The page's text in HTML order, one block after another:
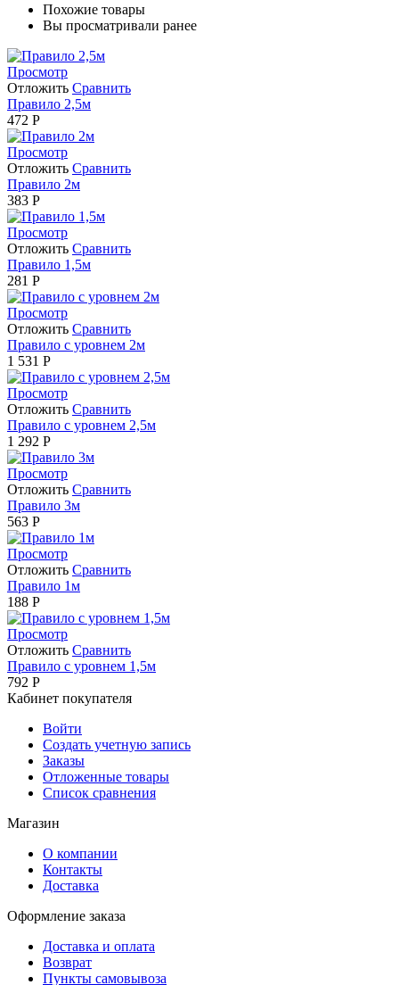
Похожие товары
Вы просматривали ранее
Просмотр
Отложить Сравнить
Правило 2,5м
472 Р
Просмотр
Отложить Сравнить
Правило 2м
383 Р
Просмотр
Отложить Сравнить
Правило 1,5м
281 Р
Просмотр
Отложить Сравнить
Правило с уровнем 2м
1 531 Р
Просмотр
Отложить Сравнить
Правило с уровнем 2,5м
1 292 Р
Просмотр
Отложить Сравнить
Правило 3м
563 Р
Просмотр
Отложить Сравнить
Правило 1м
188 Р
Просмотр
Отложить Сравнить
Правило с уровнем 1,5м
792 Р
Кабинет покупателя
Войти
Создать учетную запись
Заказы
Отложенные товары
Список сравнения
Магазин
О компании
Контакты
Доставка
Оформление заказа
Доставка и оплата
Возврат
Пункты самовывоза